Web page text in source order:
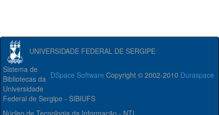
UNIVERSIDADE FEDERAL DE SERGIPE
DSpace Software Copyright © 2002-2010 Duraspace
Sistema de
Bibliotecas da
Universidade
Federal de Sergipe - SIBIUFS
Núcleo de Tecnologia da Informação - NTI